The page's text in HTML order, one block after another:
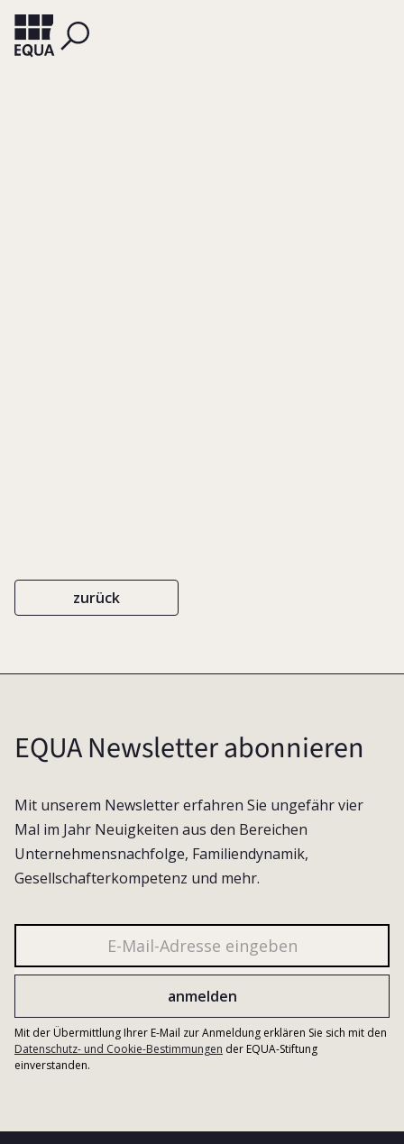
zurück
EQUA Newsletter abonnieren
Mit unserem Newsletter erfahren Sie ungefähr vier
Mal im Jahr Neuigkeiten aus den Bereichen
Unternehmensnachfolge, Familiendynamik,
Gesellschafterkompetenz und mehr.
Mit der Übermittlung Ihrer E-Mail zur Anmeldung erklären Sie sich mit den
Datenschutz- und Cookie-Bestimmungen der EQUA-Stiftung
einverstanden.